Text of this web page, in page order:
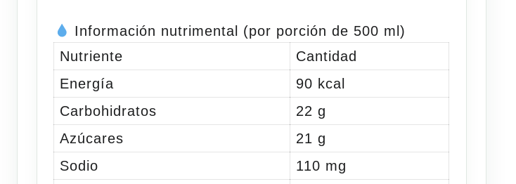
Información nutrimental (por porción de 500 ml)
Nutriente
Cantidad
Energía
90 kcal
Carbohidratos
22 g
Azúcares
21 g
Sodio
110 mg